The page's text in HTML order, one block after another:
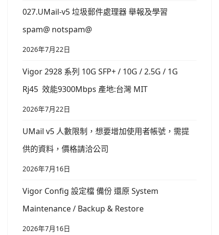
027.UMail-v5 垃圾郵件處理器 舉報及學習
spam@ notspam@
2026年7月22日
Vigor 2928 系列 10G SFP+ / 10G / 2.5G / 1G
Rj45 效能9300Mbps 產地:台灣 MIT
2026年7月22日
UMail v5 人數限制，想要增加使用者帳號，需提
供的資料，價格請洽公司
2026年7月16日
Vigor Config 設定檔 備份 還原 System
Maintenance / Backup & Restore
2026年7月16日